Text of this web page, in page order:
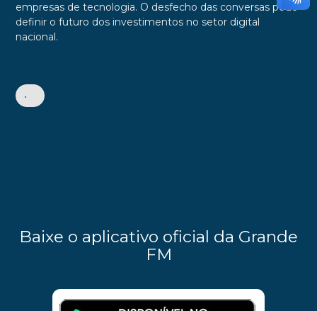
empresas de tecnologia. O desfecho das conversas pode
definir o futuro dos investimentos no setor digital
nacional.
•
Baixe o aplicativo oficial da Grande
FM